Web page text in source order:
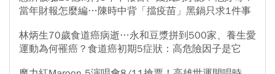
當年財報怎麼編…陳時中背「擋疫苗」黑鍋只求1件事
林炳生70歲食道癌病逝…永和豆漿拼到500家、養生愛
運動為何罹癌？食道癌初期5症狀：高危險因子是它